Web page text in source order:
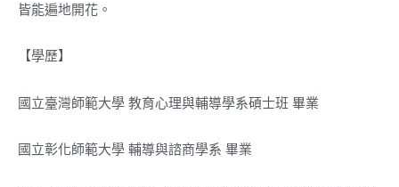
皆能遍地開花。
【學歷】
國立臺灣師範大學 教育心理與輔導學系碩士班 畢業
國立彰化師範大學 輔導與諮商學系 畢業